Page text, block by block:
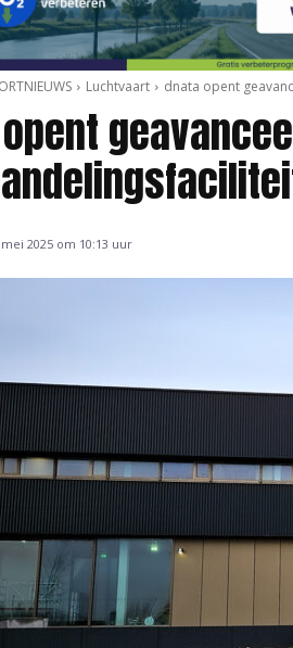
Luchtvaart dnata opent
2025 om 10:13 uur